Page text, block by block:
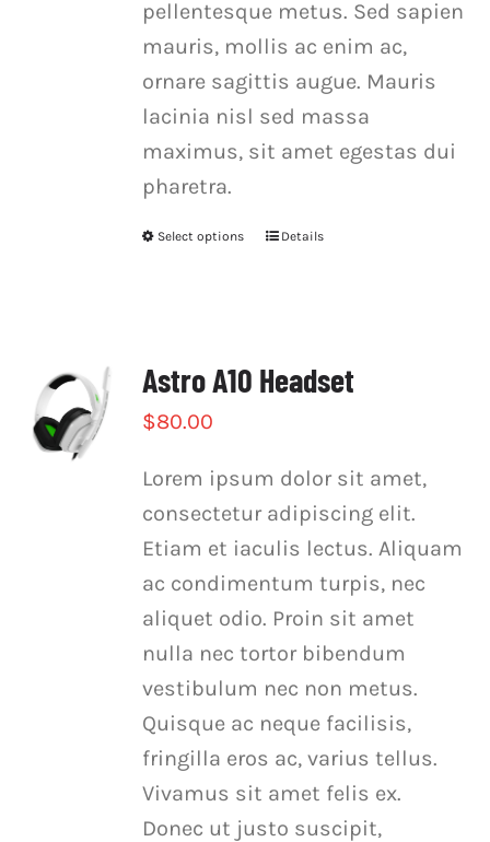
pellentesque metus. Sed sapien
mauris, mollis ac enim ac,
ornare sagittis augue. Mauris
lacinia nisl sed massa
maximus, sit amet egestas dui
pharetra.
Select options
This
variants.
may
be
chosen
on
the
product
page
Details
Astro A10 Headset
$80.00
Lorem ipsum dolor sit amet,
consectetur adipiscing elit.
Etiam et iaculis lectus. Aliquam
ac condimentum turpis, nec
aliquet odio. Proin sit amet
nulla nec tortor bibendum
vestibulum nec non metus.
Quisque ac neque facilisis,
fringilla eros ac, varius tellus.
Vivamus sit amet felis ex.
Donec ut justo suscipit,